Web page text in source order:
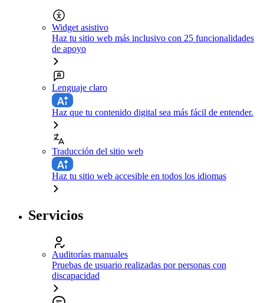
Widget asistivo
Haz tu sitio web más inclusivo con 25 funcionalidades
de apoyo
Lenguaje claro
Haz que tu contenido digital sea más fácil de entender.
Traducción del sitio web
Haz tu sitio web accesible en todos los idiomas
Servicios
Auditorías manuales
Pruebas de usuario realizadas por personas con
discapacidad